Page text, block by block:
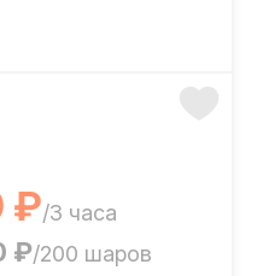
₽/3 часа
₽/200 шаров